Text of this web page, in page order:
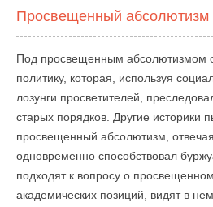
Просвещенный абсолютизм
Под просвещенным абсолютизмом
политику, которая, используя
лозунги просветителей,
старых порядков. Другие историки
просвещенный абсолютизм,
одновременно способствовал
подходят к вопросу о
академических позиций, видят в